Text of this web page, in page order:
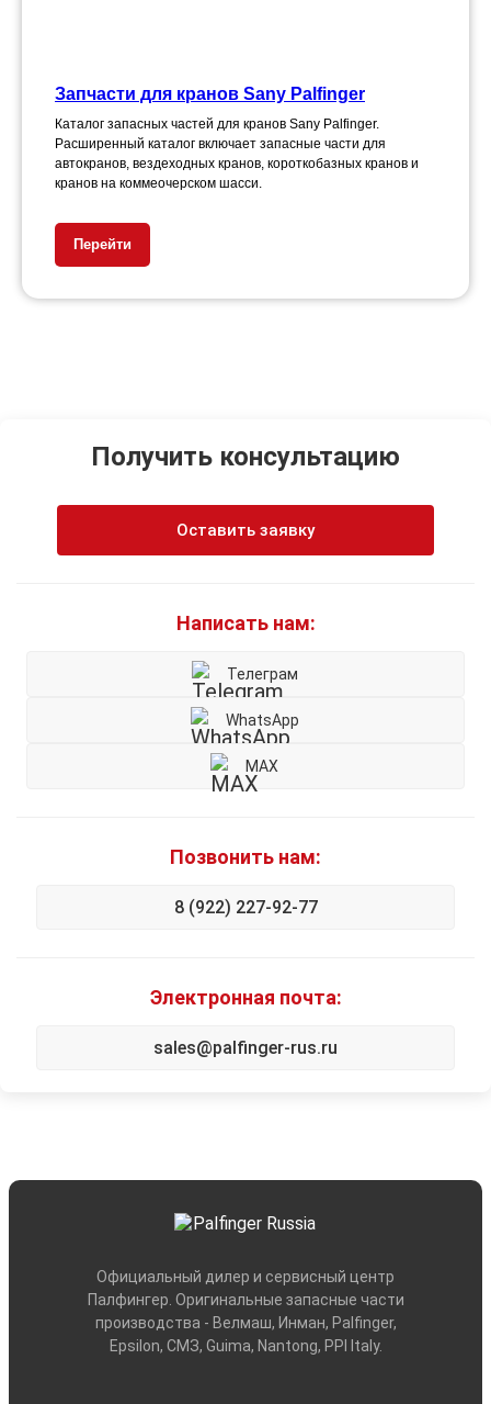
Запчасти для кранов Sany Palfinger
Каталог запасных частей для кранов Sany Palfinger.
Расширенный каталог включает запасные части для
автокранов, вездеходных кранов, короткобазных кранов и
кранов на коммеочерском шасси.
Перейти
Получить консультацию
Оставить заявку
Написать нам:
Телеграм
WhatsApp
MAX
Позвонить нам:
8 (922) 227-92-77
Электронная почта:
sales@palfinger-rus.ru